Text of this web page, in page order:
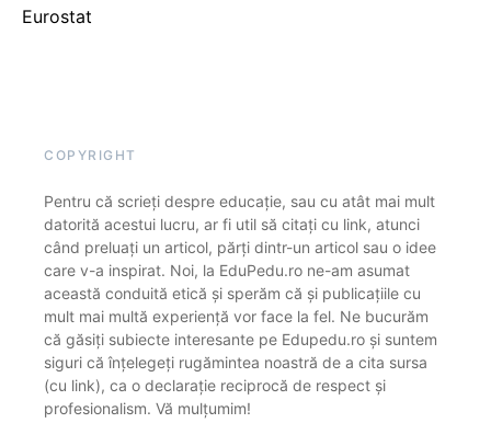
Eurostat
COPYRIGHT
Pentru că scrieți despre educație, sau cu atât mai mult
datorită acestui lucru, ar fi util să citați cu link, atunci
când preluați un articol, părți dintr-un articol sau o idee
care v-a inspirat. Noi, la EduPedu.ro ne-am asumat
această conduită etică și sperăm că și publicațiile cu
mult mai multă experiență vor face la fel. Ne bucurăm
că găsiți subiecte interesante pe Edupedu.ro și suntem
siguri că înțelegeți rugămintea noastră de a cita sursa
(cu link), ca o declarație reciprocă de respect și
profesionalism. Vă mulțumim!